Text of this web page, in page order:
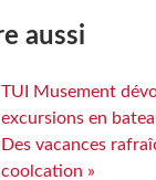
aussi
TUI Musement
excursions en
Des vacances
coolcation »